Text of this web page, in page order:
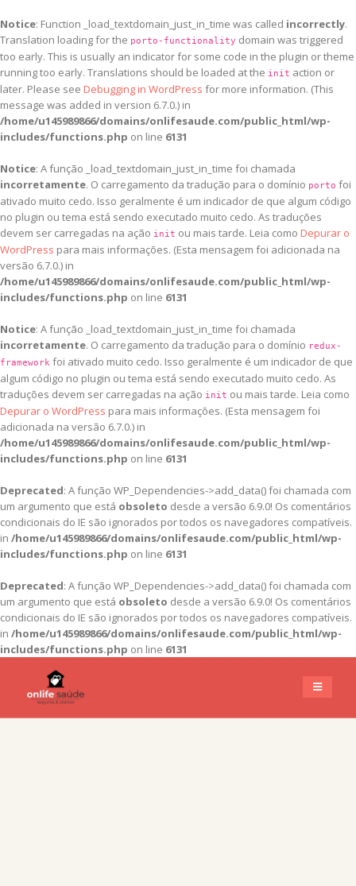
Notice: Function _load_textdomain_just_in_time was called incorrectly.
Translation loading for the porto-functionality domain was triggered
too early. This is usually an indicator for some code in the plugin or theme
running too early. Translations should be loaded at the init action or
later. Please see Debugging in WordPress for more information. (This
message was added in version 6.7.0.) in
/home/u145989866/domains/onlifesaude.com/public_html/wp-
includes/functions.php on line 6131
Notice: A função _load_textdomain_just_in_time foi chamada
incorretamente. O carregamento da tradução para o domínio porto foi
ativado muito cedo. Isso geralmente é um indicador de que algum código
no plugin ou tema está sendo executado muito cedo. As traduções
devem ser carregadas na ação init ou mais tarde. Leia como Depurar o
WordPress para mais informações. (Esta mensagem foi adicionada na
versão 6.7.0.) in
/home/u145989866/domains/onlifesaude.com/public_html/wp-
includes/functions.php on line 6131
Notice: A função _load_textdomain_just_in_time foi chamada
incorretamente. O carregamento da tradução para o domínio redux-
framework foi ativado muito cedo. Isso geralmente é um indicador de que
algum código no plugin ou tema está sendo executado muito cedo. As
traduções devem ser carregadas na ação init ou mais tarde. Leia como
Depurar o WordPress para mais informações. (Esta mensagem foi
adicionada na versão 6.7.0.) in
/home/u145989866/domains/onlifesaude.com/public_html/wp-
includes/functions.php on line 6131
Deprecated: A função WP_Dependencies->add_data() foi chamada com
um argumento que está obsoleto desde a versão 6.9.0! Os comentários
condicionais do IE são ignorados por todos os navegadores compatíveis.
in /home/u145989866/domains/onlifesaude.com/public_html/wp-
includes/functions.php on line 6131
Deprecated: A função WP_Dependencies->add_data() foi chamada com
um argumento que está obsoleto desde a versão 6.9.0! Os comentários
condicionais do IE são ignorados por todos os navegadores compatíveis.
in /home/u145989866/domains/onlifesaude.com/public_html/wp-
includes/functions.php on line 6131